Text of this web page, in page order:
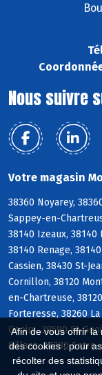
Afin de vous offrir la
des cookies : pour
récolter des
Nous suivre
Votre magasin
38360 Noyarey,
Sappey-en-
38140 Izeaux, 38140
38140 Renage,
Cassien, 38430 St-
Cornillon, 38120
en-Chartreuse,
Forteresse, 38260
Geoirs, 38590 St-
Sillans, 38380